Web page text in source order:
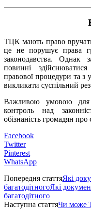
ТЦК мають право
це не порушує права
законодавства. Однак
повинні
правової процедури та з
викликати суспільний
Важливою умовою для
контроль над
обізнаність громадян про
Facebook
Twitter
Pinterest
WhatsApp
Попередня статтяЯкі
багатодітногоЯкі
багатодітного
Наступна статтяЧи може